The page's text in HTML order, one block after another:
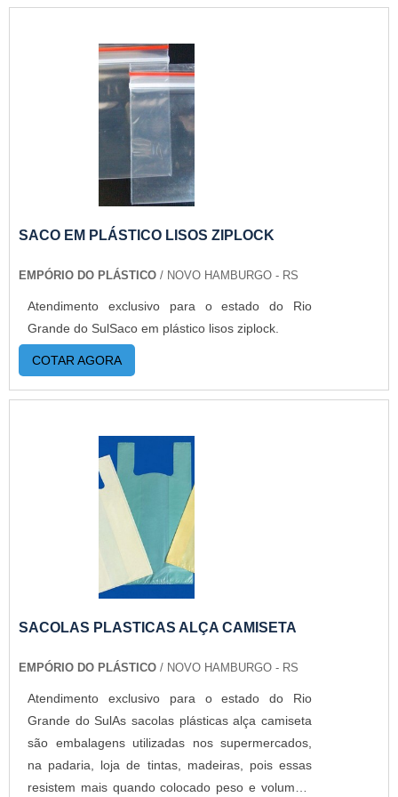
SACO EM PLÁSTICO LISOS ZIPLOCK
EMPÓRIO DO PLÁSTICO / NOVO HAMBURGO - RS
Atendimento exclusivo para o estado do Rio
Grande do SulSaco em plástico lisos ziplock.
COTAR AGORA
SACOLAS PLASTICAS ALÇA CAMISETA
EMPÓRIO DO PLÁSTICO / NOVO HAMBURGO - RS
Atendimento exclusivo para o estado do Rio
Grande do SulAs sacolas plásticas alça camiseta
são embalagens utilizadas nos supermercados,
na padaria, loja de tintas, madeiras, pois essas
resistem mais quando colocado peso e volumes.